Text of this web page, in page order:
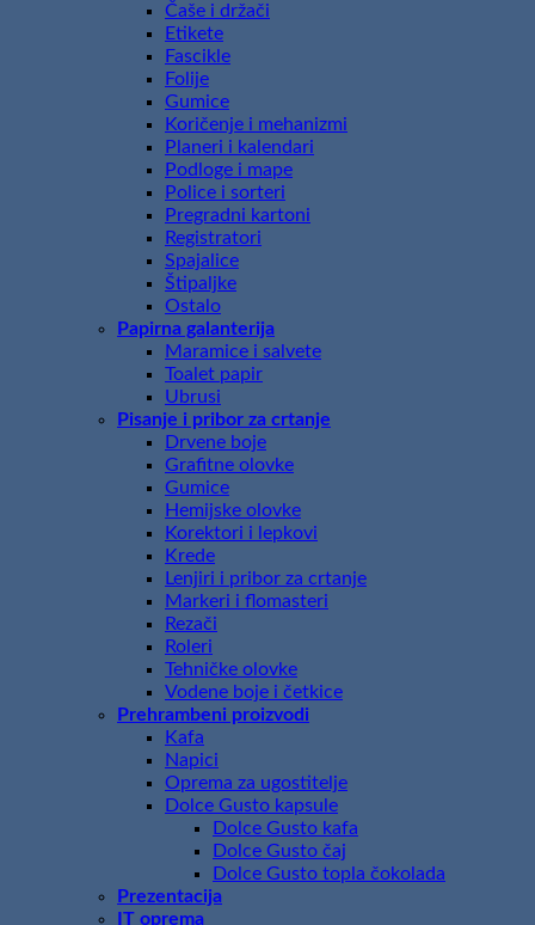
Čaše i držači
Etikete
Fascikle
Folije
Gumice
Koričenje i mehanizmi
Planeri i kalendari
Podloge i mape
Police i sorteri
Pregradni kartoni
Registratori
Spajalice
Štipaljke
Ostalo
Papirna galanterija
Maramice i salvete
Toalet papir
Ubrusi
Pisanje i pribor za crtanje
Drvene boje
Grafitne olovke
Gumice
Hemijske olovke
Korektori i lepkovi
Krede
Lenjiri i pribor za crtanje
Markeri i flomasteri
Rezači
Roleri
Tehničke olovke
Vodene boje i četkice
Prehrambeni proizvodi
Kafa
Napici
Oprema za ugostitelje
Dolce Gusto kapsule
Dolce Gusto kafa
Dolce Gusto čaj
Dolce Gusto topla čokolada
Prezentacija
IT oprema